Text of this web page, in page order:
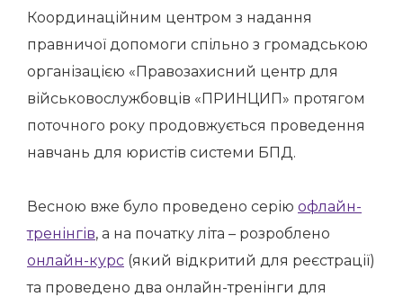
Координаційним центром з надання
правничої допомоги спільно з громадською
організацією «Правозахисний центр для
військовослужбовців «ПРИНЦИП» протягом
поточного року продовжується проведення
навчань для юристів системи БПД.
Весною вже було проведено серію офлайн-
тренінгів, а на початку літа – розроблено
онлайн-курс (який відкритий для реєстрації)
та проведено два онлайн-тренінги для